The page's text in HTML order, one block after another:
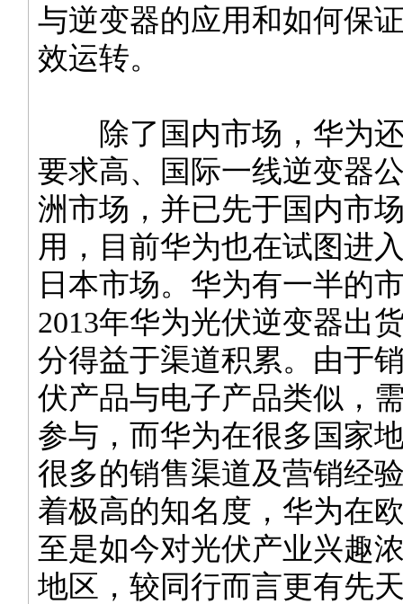
与逆变器的应用和如何保
效运转。
除了国内市场，华为还
要求高、国际一线逆变器
洲市场，并已先于国内市
用，目前华为也在试图进
日本市场。华为有一半的
2013年华为光伏逆变器出
分得益于渠道积累。由于
伏产品与电子产品类似，
参与，而华为在很多国家
很多的销售渠道及营销经
着极高的知名度，华为在
至是如今对光伏产业兴趣
地区，较同行而言更有先